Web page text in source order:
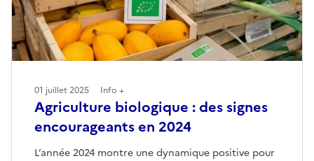
Agriculture biologique : des signes
encourageants en 2024
L’année 2024 montre une dynamique positive pour
01 juillet 2025 Info +